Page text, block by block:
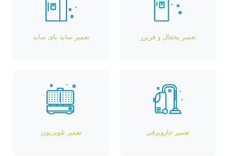
تعمیر یخچال و فریزر
تعمیر جاروبرقی
تعمیر ساید بای ساید
تعمیر تلویزیون